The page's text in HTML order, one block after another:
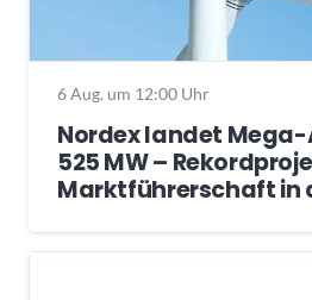
6 Aug. um 12:00 Uhr
Nordex landet
525 MW –
Marktführerschaft in